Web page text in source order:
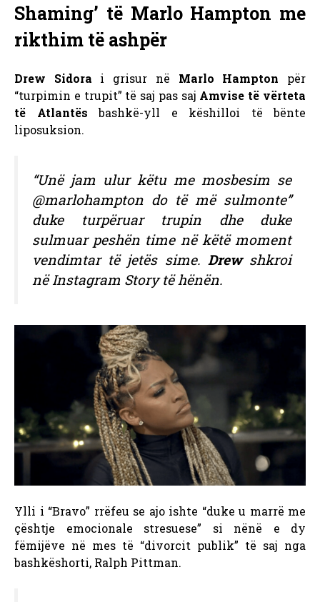
Shaming’ të Marlo Hampton me
rikthim të ashpër
Drew Sidora i grisur në Marlo Hampton për
“turpimin e trupit” të saj pas saj Amvise të vërteta
të Atlantësbashkë-yll
e këshilloi të bënte
liposuksion.
“Unë jam ulur këtu me mosbesim se
@marlohampton do të më sulmonte”
duke turpëruar trupin dhe duke
sulmuar peshën time në këtë moment
vendimtar të jetës sime. Drewshkroi
në Instagram Story të hënën.
Ylli i “Bravo” rrëfeu se ajo ishte “duke u marrë me
çështje emocionale stresuese” si nënë e dy
fëmijëve në mes të “divorcit publik” të saj nga
bashkëshorti, Ralph Pittman.